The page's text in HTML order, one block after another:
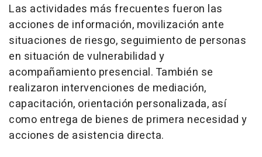
Las actividades más frecuentes fueron las
acciones de información, movilización ante
situaciones de riesgo, seguimiento de personas
en situación de vulnerabilidad y
acompañamiento presencial. También se
realizaron intervenciones de mediación,
capacitación, orientación personalizada, así
como entrega de bienes de primera necesidad y
acciones de asistencia directa.